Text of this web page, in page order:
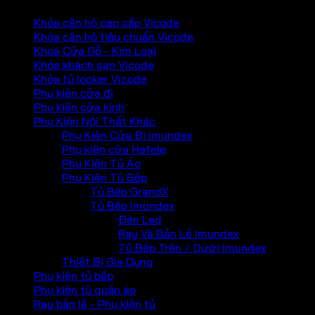
Khóa căn hộ cao cấp Vicode
Khóa căn hộ tiêu chuẩn Vicode
Khoá Cửa Gỗ - Kim Loại
Khóa khách sạn Vicode
Khóa tủ locker Vicode
Phụ kiện cửa đi
Phụ kiện cửa kính
Phụ Kiện Nội Thất Khác
Phụ Kiện Cửa Đi Imundex
Phụ kiện cửa Hafele
Phụ Kiện Tủ Áo
Phụ Kiện Tủ Bếp
Tủ Bếp GrandX
Tủ Bếp Imundex
Đèn Led
Ray Và Bản Lề Imundex
Tủ Bếp Trên / Dưới Imundex
Thiết Bị Gia Dụng
Phụ kiện tủ bếp
Phụ kiện tủ quần áo
Ray bản lề - Phụ kiện tủ